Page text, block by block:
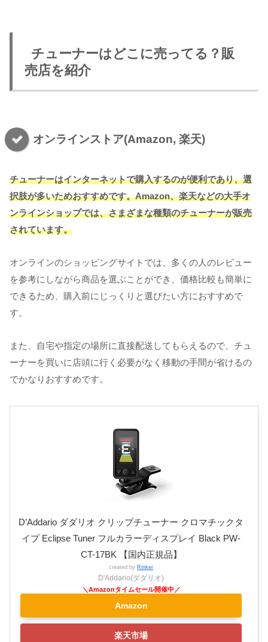
チューナーはどこに売ってる？販
売店を紹介
オンラインストア(Amazon, 楽天)
チューナーはインターネットで購入するのが便利であり、選
択肢が多いためおすすめです。Amazon、楽天などの大手オ
ンラインショップでは、さまざまな種類のチューナーが販売
されています。
オンラインのショッピングサイトでは、多くの人のレビュー
を参考にしながら商品を選ぶことができ、価格比較も簡単に
できるため、購入前にじっくりと選びたい方におすすめで
す。
また、自宅や指定の場所に直接配送してもらえるので、チュ
ーナーを買いに店頭に行く必要がなく移動の手間が省けるの
でかなりおすすめです。
D’Addario ダダリオ クリップチューナー クロマチックタ
イプ Eclipse Tuner フルカラーディスプレイ Black PW-
CT-17BK 【国内正規品】
created by Rinker
D'Addario(ダダリオ)
Amazon
楽天市場